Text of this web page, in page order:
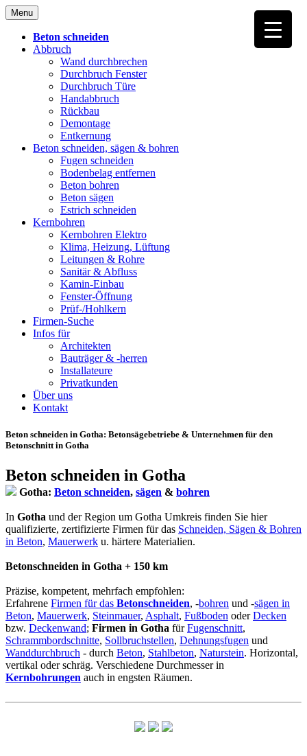
Skip
to
content
Menu
Beton schneiden
Abbruch
Wand durchbrechen
Durchbruch Fenster
Durchbruch Türe
Handabbruch
Rückbau
Demontage
Entkernung
Beton schneiden, sägen & bohren
Fugen schneiden
Bodenbelag entfernen
Beton bohren
Beton sägen
Estrich schneiden
Kernbohren
Kernbohren Elektro
Klima, Heizung, Lüftung
Leitungen & Rohre
Sanitär & Abfluss
Kamin-Einbau
Fenster-Öffnung
Prüf-/Hohlkern
Firmen-Suche
Infos für
Architekten
Bauträger & -herren
Installateure
Privatkunden
Über uns
Kontakt
Beton schneiden in Gotha: Betonsägebetriebe & Unternehmen für den
Betonschnitt in Gotha
Beton schneiden in Gotha
Gotha: Beton schneiden, sägen & bohren
In Gotha und der Region um Gotha Umkreis finden Sie hier
qualifizierte, zertifizierte Firmen für das Schneiden, Sägen & Bohren
in Beton, Mauerwerk u. härtere Materialien.
Betonschneiden in Gotha + 150 km
Präzise, kompetent, mehrfach empfohlen:
Erfahrene Firmen für das Betonschneiden, -bohren und -sägen in
Beton, Mauerwerk, Steinmauer, Asphalt, Fußboden oderDecken
bzw. Deckenwand; Firmen in Gotha fürFugenschnitt,
Schrammbordschnitte, Sollbruchstellen, Dehnungsfugen und
Wanddurchbruch - durch Beton, Stahlbeton, Naturstein. Horizontal,
vertikal oder schräg. Verschiedene Durchmesser in
Kernbohrungen auch in engsten Räumen.